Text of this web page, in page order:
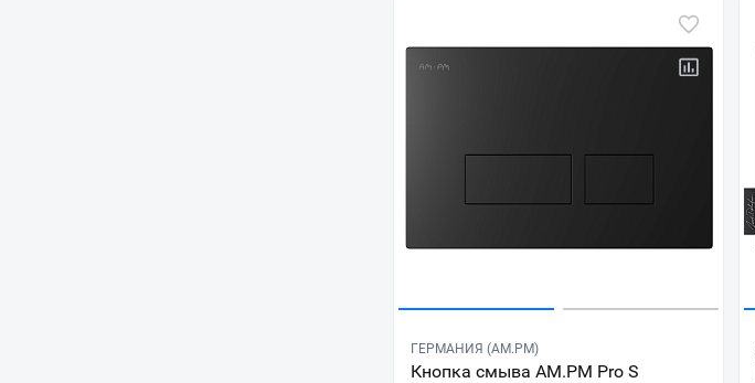
ГЕРМАНИЯ (AM.PM)
Кнопка смыва AM.PM Pro S